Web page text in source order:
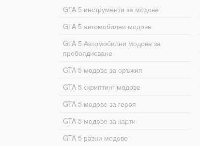
GTA 5 инструменти за модове
GTA 5 автомобилни модове
GTA 5 Автомобилни модове за
пребоядисване
GTA 5 модове за оръжия
GTA 5 скриптинг модове
GTA 5 модове за героя
GTA 5 модове за карти
GTA 5 разни модове